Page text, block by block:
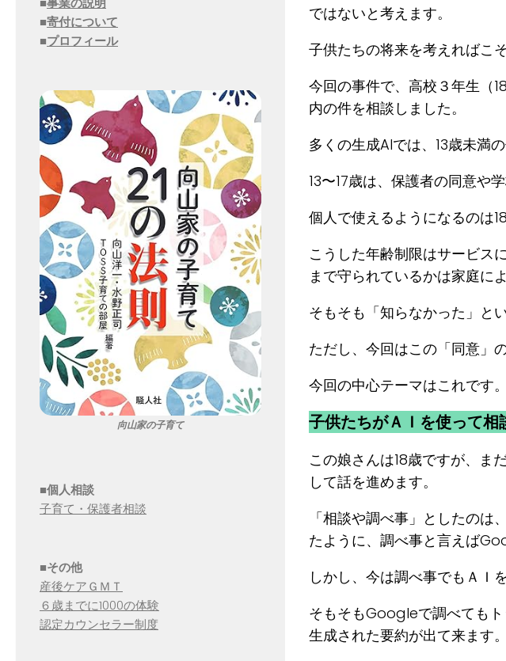
ではないと考えます。
子供たちの将来を考えればこ
今回の事件で、高校３年生（
内の件を相談しました。
多くの生成AIでは、13歳未満
13〜17歳は、保護者の同意や
個人で使えるようになるのは
こうした年齢制限はサービス
まで守られているかは家庭に
そもそも「知らなかった」と
ただし、今回はこの「同意」
今回の中心テーマはこれです。
子供たちがＡＩを使って相
この娘さんは18歳ですが、ま
して話を進めます。
「相談や調べ事」としたの
たように、調べ事と言えば
しかし、今は調べ事でもＡＩ
そもそもGoogleで調べても
生成された要約が出て来ます。
■寄付について
■プロフィール
向山家の子育て
■個人相談
子育て・保護者相談
■その他
産後ケアＧＭＴ
６歳までに1000の体験
認定カウンセラー制度